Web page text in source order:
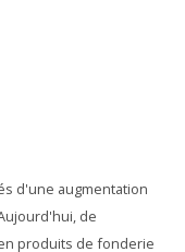
d'une augmentation
de
produits de fonderie